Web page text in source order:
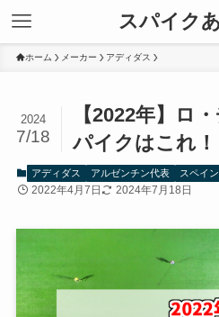
スパイク
ホーム メーカー アディダス
【2022年】ロ
パイクはこれ！
2024
7/18
アディダス アルゼンチン代表 スペイ
2022年4月7日 2024年7月18日